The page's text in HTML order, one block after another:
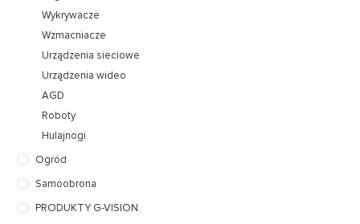
Wykrywacze
Wzmacniacze
Urządzenia sieciowe
Urządzenia wideo
AGD
Roboty
Hulajnogi
Ogród
Samoobrona
PRODUKTY G-VISION.